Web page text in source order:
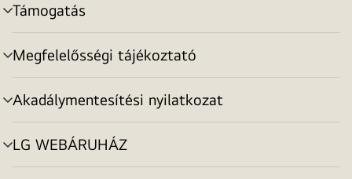
Támogatás
menu
toggle
Megfelelősségi tájékoztató
menu
toggle
Akadálymentesítési nyilatkozat
menu
toggle
LG WEBÁRUHÁZ
menu
toggle